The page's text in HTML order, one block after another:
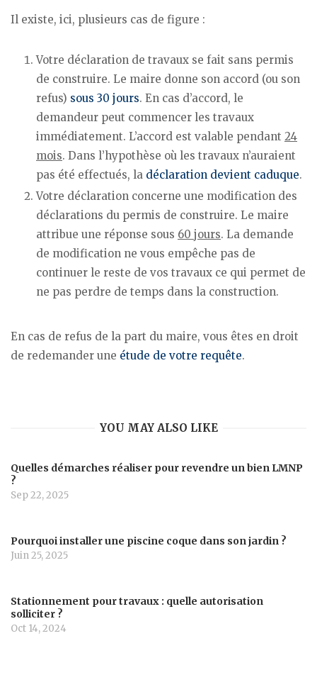
Il existe, ici, plusieurs cas de figure :
Votre déclaration de travaux se fait sans permis
de construire. Le maire donne son accord (ou son
refus) sous 30 jours. En cas d’accord, le
demandeur peut commencer les travaux
immédiatement. L’accord est valable pendant 24
mois. Dans l’hypothèse où les travaux n’auraient
pas été effectués, la déclaration devient caduque.
Votre déclaration concerne une modification des
déclarations du permis de construire. Le maire
attribue une réponse sous 60 jours. La demande
de modification ne vous empêche pas de
continuer le reste de vos travaux ce qui permet de
ne pas perdre de temps dans la construction.
En cas de refus de la part du maire, vous êtes en droit
de redemander une étude de votre requête.
YOU MAY ALSO LIKE
Quelles démarches réaliser pour revendre un bien LMNP
?
Sep 22, 2025
Pourquoi installer une piscine coque dans son jardin ?
Juin 25, 2025
Stationnement pour travaux : quelle autorisation
solliciter ?
Oct 14, 2024